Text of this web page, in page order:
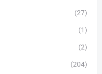
(27)
(1)
(2)
(204)